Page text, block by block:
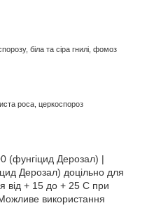
біла та сіра гнилі, фомоз
роса, церкоспороз
(фунгіцид Дерозал) |
Дерозал) доцільно для
від + 15 до + 25 С при
використання